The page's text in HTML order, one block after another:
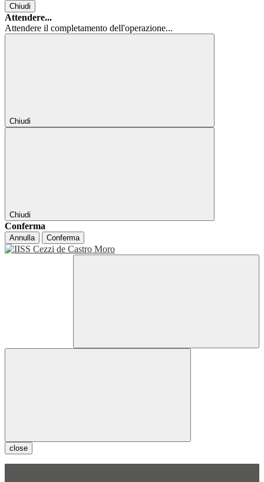
Chiudi
Attendere...
Attendere il completamento dell'operazione...
Chiudi
Chiudi
Conferma
Annulla Conferma
close